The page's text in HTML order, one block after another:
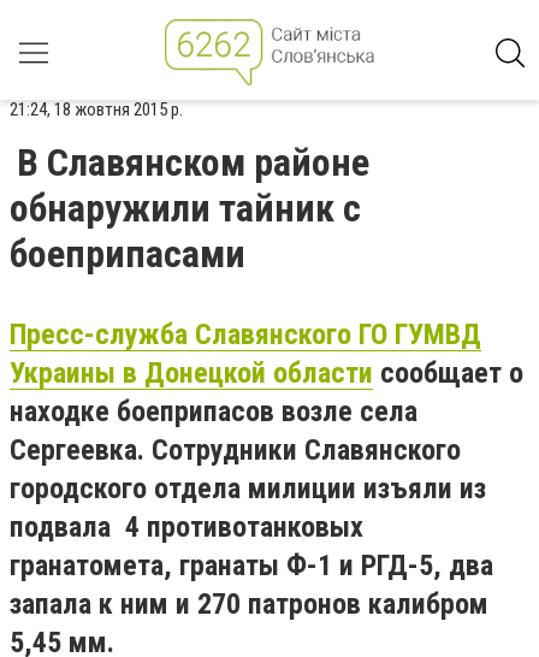
21:24, 18 жовтня 2015 р.
В Славянском районе
обнаружили тайник с
боеприпасами
Пресс-служба Славянского ГО ГУМВД
Украины в Донецкой области сообщает о
находке боеприпасов возле села
Сергеевка. Сотрудники Славянского
городского отдела милиции изъяли из
подвала 4 противотанковых
гранатомета, гранаты Ф-1 и РГД-5, два
запала к ним и 270 патронов калибром
5,45 мм.